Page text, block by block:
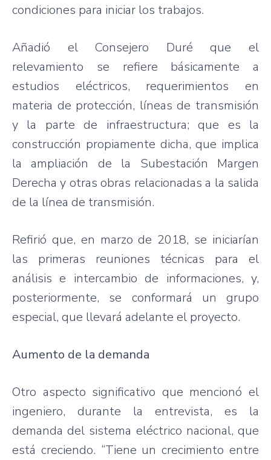
condiciones para iniciar los trabajos.
Añadió el Consejero Duré que el
relevamiento se refiere básicamente a
estudios eléctricos, requerimientos en
materia de protección, líneas de transmisión
y la parte de infraestructura; que es la
construcción propiamente dicha, que implica
la ampliación de la Subestación Margen
Derecha y otras obras relacionadas a la salida
de la línea de transmisión.
Refirió que, en marzo de 2018, se iniciarían
las primeras reuniones técnicas para el
análisis e intercambio de informaciones, y,
posteriormente, se conformará un grupo
especial, que llevará adelante el proyecto.
Aumento de la demanda
Otro aspecto significativo que mencionó el
ingeniero, durante la entrevista, es la
demanda del sistema eléctrico nacional, que
está creciendo. “Tiene un crecimiento entre